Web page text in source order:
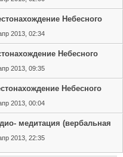
Небесного
2013, 02:34
Небесного
2013, 09:35
Небесного
2013, 00:04
медитация (вербальная
2013, 22:35